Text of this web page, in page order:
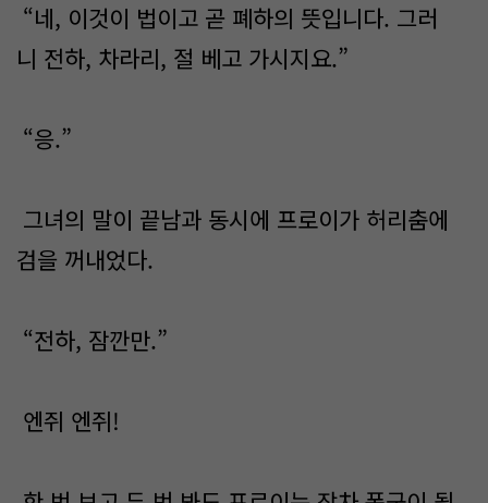
“네, 이것이 법이고 곧 폐하의 뜻입니다. 그러
니 전하, 차라리, 절 베고 가시지요.”
“응.”
그녀의 말이 끝남과 동시에 프로이가 허리춤에
검을 꺼내었다.
“전하, 잠깐만.”
엔쥐 엔쥐!